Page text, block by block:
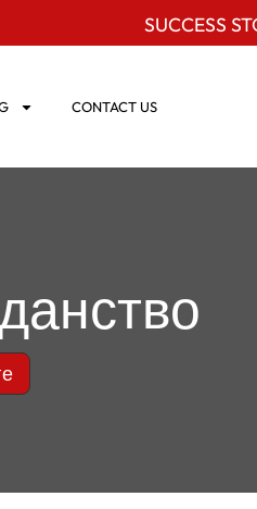
SUCCESS
CONTACT US